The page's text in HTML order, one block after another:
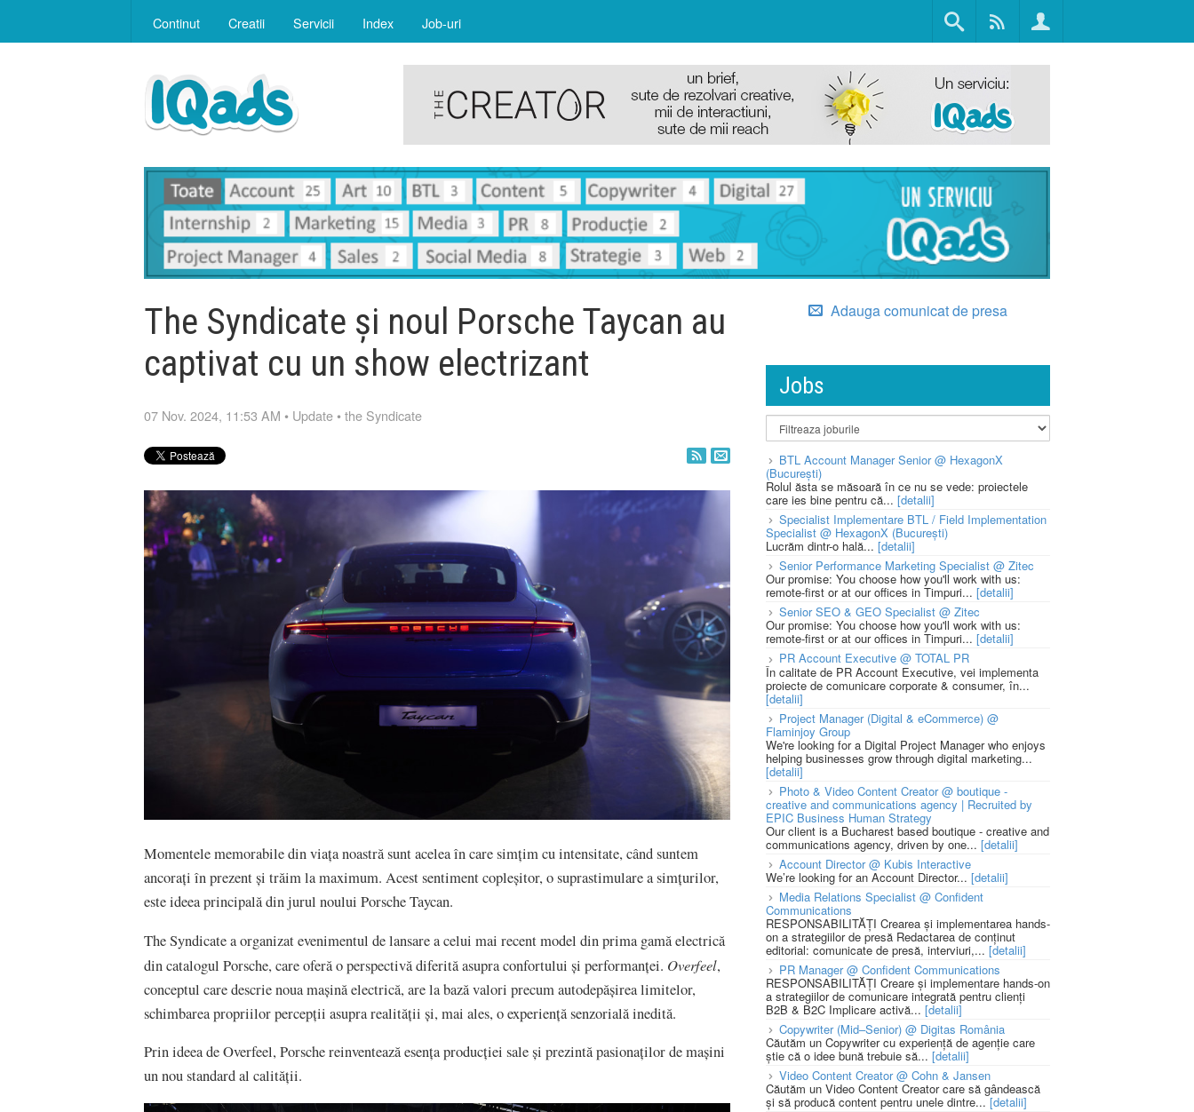
Continut Creatii Servicii Index Job-uri
The Syndicate și noul Porsche Taycan au
captivat cu un show electrizant
07 Nov. 2024, 11:53 AM • Update •the Syndicate
Momentele memorabile din viața noastră sunt acelea în care simțim cu intensitate, când suntem
ancorați în prezent și trăim la maximum. Acest sentiment copleșitor, o suprastimulare a simțurilor,
este ideea principală din jurul noului Porsche Taycan.
The Syndicate a organizat evenimentul de lansare a celui mai recent model din prima gamă electrică
din catalogul Porsche, care oferă o perspectivă diferită asupra confortului și performanței. Overfeel,
conceptul care descrie noua mașină electrică, are la bază valori precum autodepășirea limitelor,
schimbarea propriilor percepții asupra realității și, mai ales, o experiență senzorială inedită.
Prin ideea de Overfeel, Porsche reinventează esența producției sale și prezintă pasionaților de mașini
un nou standard al calității.
Adauga comunicat de presa
Jobs
BTL Account Manager Senior @ HexagonX
(București)
Rolul ăsta se măsoară în ce nu se vede: proiectele
care ies bine pentru că... [detalii]
Specialist Implementare BTL / Field Implementation
Specialist @ HexagonX (București)
Lucrăm dintr-o hală... [detalii]
Senior Performance Marketing Specialist @ Zitec
Our promise: You choose how you'll work with us:
remote-first or at our offices in Timpuri... [detalii]
Senior SEO & GEO Specialist @ Zitec
Our promise: You choose how you'll work with us:
remote-first or at our offices in Timpuri... [detalii]
PR Account Executive @ TOTAL PR
În calitate de PR Account Executive, vei implementa
proiecte de comunicare corporate & consumer, în...
[detalii]
Project Manager (Digital & eCommerce) @
Flaminjoy Group
We're looking for a Digital Project Manager who enjoys
helping businesses grow through digital marketing...
[detalii]
Photo & Video Content Creator @ boutique -
creative and communications agency | Recruited by
EPIC Business Human Strategy
Our client is a Bucharest based boutique - creative and
communications agency, driven by one... [detalii]
Account Director @ Kubis Interactive
We’re looking for an Account Director... [detalii]
Media Relations Specialist @ Confident
Communications
RESPONSABILITĂȚI Crearea și implementarea hands-
on a strategiilor de presă Redactarea de conținut
editorial: comunicate de presă, interviuri,... [detalii]
PR Manager @ Confident Communications
RESPONSABILITĂȚI Creare și implementare hands-on
a strategiilor de comunicare integrată pentru clienți
B2B & B2C Implicare activă... [detalii]
Copywriter (Mid–Senior) @ Digitas România
Căutăm un Copywriter cu experiență de agenție care
știe că o idee bună trebuie să... [detalii]
Video Content Creator @ Cohn & Jansen
Căutăm un Video Content Creator care să gândească
și să producă content pentru unele dintre... [detalii]